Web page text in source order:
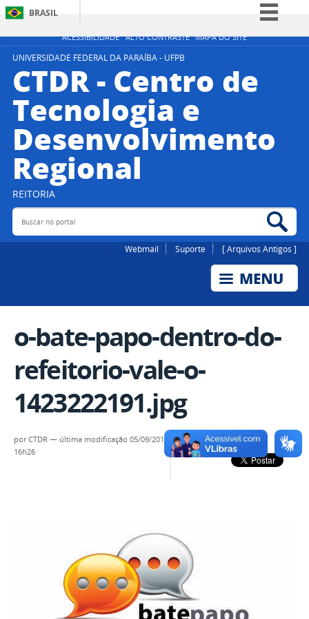
ACESSIBILIDADE ALTO CONTRASTE MAPA DO SITE
BRASIL
Simplifique!
Participe
Legislação
Canais
UNIVERSIDADE FEDERAL DA PARAÍBA - UFPB
CTDR - Centro de
Tecnologia e
Desenvolvimento
Regional
REITORIA
Buscar no portal
Webmail Suporte [ Arquivos Antigos ]
o-bate-papo-dentro-do-
refeitorio-vale-o-
1423222191.jpg
porCTDR — última modificação 05/09/2016
16h26